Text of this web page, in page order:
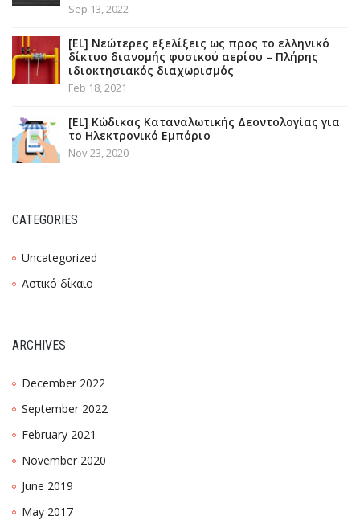
Sep 13, 2022
[EL] Νεώτερες εξελίξεις ως προς το ελληνικό
δίκτυο διανομής φυσικού αερίου – Πλήρης
ιδιοκτησιακός διαχωρισμός
Feb 18, 2021
[EL] Κώδικας Καταναλωτικής Δεοντολογίας για
το Ηλεκτρονικό Εμπόριο
Nov 23, 2020
CATEGORIES
Uncategorized
Αστικό δίκαιο
ARCHIVES
December 2022
September 2022
February 2021
November 2020
June 2019
May 2017